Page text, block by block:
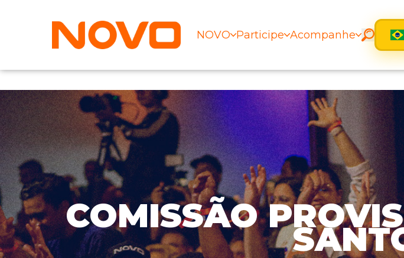
NOVO Participe Acompanhe
COMISSÃO